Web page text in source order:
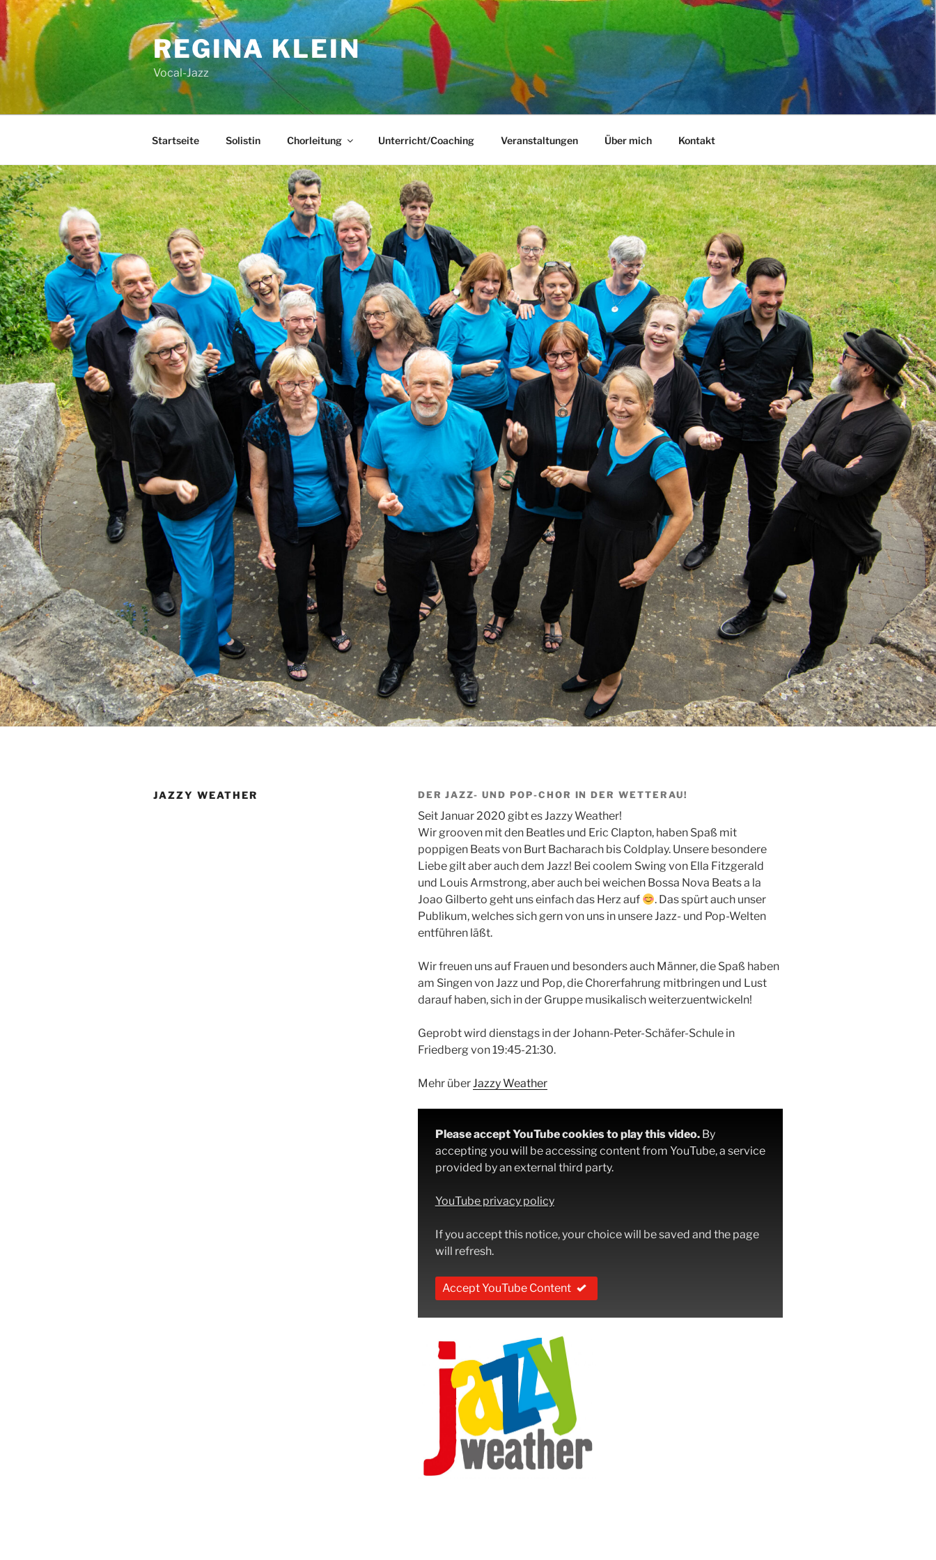
Zum
Inhalt
springen
REGINA KLEIN
Vocal-Jazz
Startseite Solistin Chorleitung Unterricht/Coaching Veranstaltungen Über mich Kontakt
JAZZY WEATHER DER JAZZ- UND POP-CHOR IN DER WETTERAU!
Seit Januar 2020 gibt es Jazzy Weather!
Wir grooven mit den Beatles und Eric Clapton, haben Spaß mit
poppigen Beats von Burt Bacharach bis Coldplay. Unsere besondere
Liebe gilt aber auch dem Jazz! Bei coolem Swing von Ella Fitzgerald
und Louis Armstrong, aber auch bei weichen Bossa Nova Beats a la
Joao Gilberto geht uns einfach das Herz auf
. Das spürt auch unser
Publikum, welches sich gern von uns in unsere Jazz- und Pop-Welten
entführen läßt.
Wir freuen uns auf Frauen und besonders auch Männer, die Spaß haben
am Singen von Jazz und Pop, die Chorerfahrung mitbringen und Lust
darauf haben, sich in der Gruppe musikalisch weiterzuentwickeln!
Geprobt wird dienstags in der Johann-Peter-Schäfer-Schule in
Friedberg von 19:45-21:30.
Mehr überJazzy Weather
Please accept YouTube cookies to play this video.By
accepting you will be accessing content from YouTube, a service
provided by an external third party.
YouTube privacy policy
If you accept this notice, your choice will be saved and the page
will refresh.
Accept YouTube Content